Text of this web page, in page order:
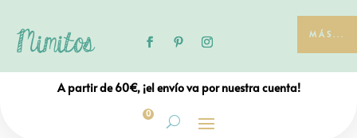
MÁS...
A partir de 60€, ¡el envío va por nuestra cuenta!
0